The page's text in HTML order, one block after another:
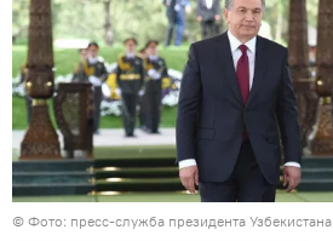
© Фото: пресс-служба президента Узбекистана